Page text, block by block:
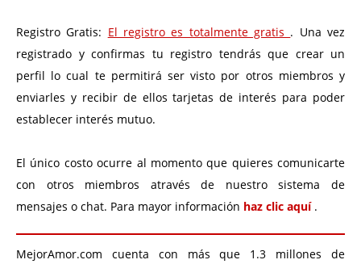
Registro Gratis: El registro es totalmente gratis . Una vez
registrado y confirmas tu registro tendrás que crear un
perfil lo cual te permitirá ser visto por otros miembros y
enviarles y recibir de ellos tarjetas de interés para poder
establecer interés mutuo.
El único costo ocurre al momento que quieres comunicarte
con otros miembros através de nuestro sistema de
mensajes o chat. Para mayor información haz clic aquí .
MejorAmor.com cuenta con más que 1.3 millones de